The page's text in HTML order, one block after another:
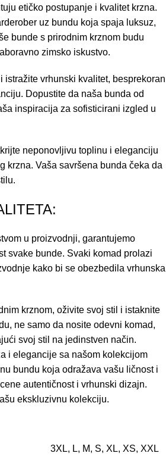
etičko postupanje i kvalitet krzna.
uz bundu koja spaja luksuz,
bunde s prirodnim krznom budu
zimsko iskustvo.
istražite vrhunski kvalitet, besprekoran
Dopustite da naša bunda od
inspiracija za sofisticirani izgled u
neponovljivu toplinu i eleganciju
krzna. Vaša savršena bunda čeka da
u proizvodnji, garantujemo
svake bunde. Svaki komad prolazi
kako bi se obezbedila vrhunska
krznom, oživite svoj stil i istaknite
ne samo da nosite odevni komad,
svoj stil na jedinstven način.
i elegancije sa našom kolekcijom
bundu koja odražava vašu ličnost i
autentičnost i vrhunski dizajn.
ekskluzivnu kolekciju.
3XL, L, M, S, XL, XS, XXL